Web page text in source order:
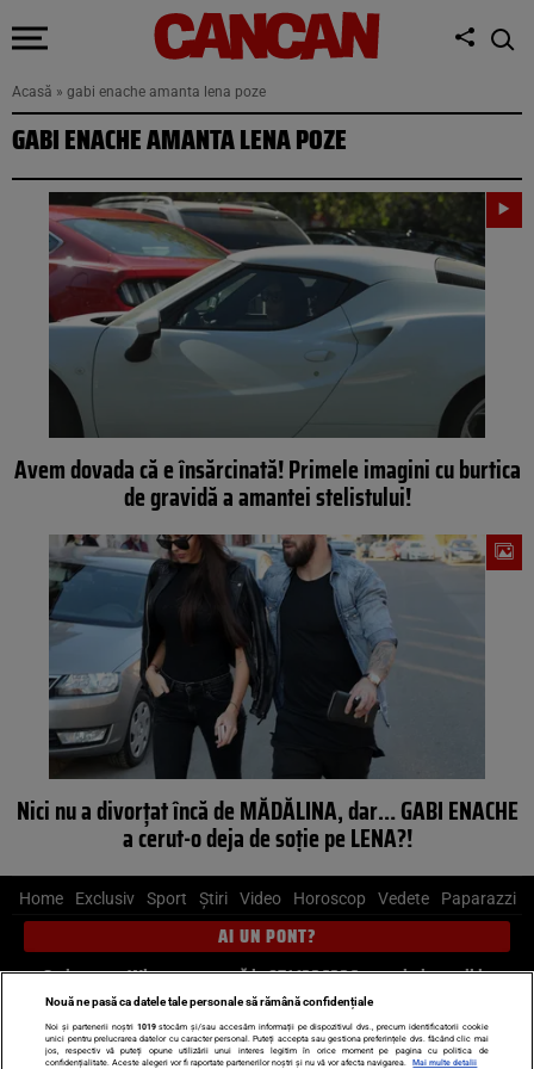
Acasă » gabi enache amanta lena poze
GABI ENACHE AMANTA LENA POZE
Avem dovada că e însărcinată! Primele imagini cu burtica
de gravidă a amantei stelistului!
Nici nu a divorţat încă de MĂDĂLINA, dar… GABI ENACHE
a cerut-o deja de soţie pe LENA?!
Home Exclusiv Sport Știri Video Horoscop Vedete Paparazzi
AI UN PONT?
Scrie-ne pe Whatsapp, sună la 0741226226 sau trimite mail la
pont@cancan.ro
Știri interne Știri externe Politică
Nouă ne pasă ca datele tale personale să rămână confidențiale
Noi și partenerii noștri 1019stocăm și/sau accesăm informații pe dispozitivul dvs., precum identificatorii cookie
unici pentru prelucrarea datelor cu caracter personal. Puteți accepta sau gestiona preferințele dvs. făcând clic mai
jos, respectiv vă puteți opune utilizării unui interes legitim în orice moment pe pagina cu politica de
confidențialitate. Aceste alegeri vor fi raportate partenerilor noștri și nu vă vor afecta navigarea.
Mai multe detalii